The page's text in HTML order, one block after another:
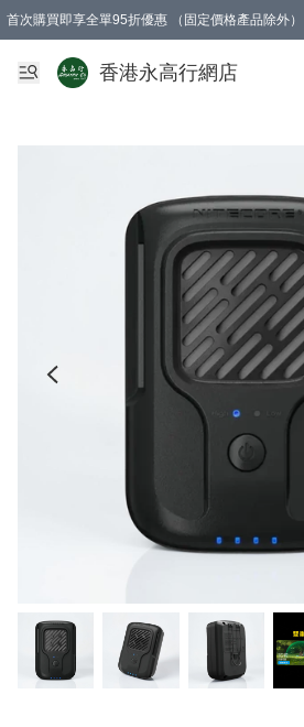
首次購買即享全單95折優惠 （固定價格產品除外）
澳門地區購物滿$800免運費
香港地區購物滿$600免運費
購買滿HK$1000即可免費獲得一個GEARLEX
香港永高行網店